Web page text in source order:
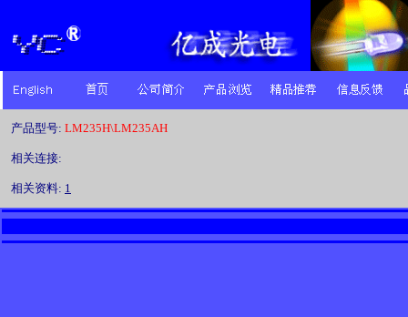
产品型号: LM235H\LM235AH
相关连接:
相关资料: 1